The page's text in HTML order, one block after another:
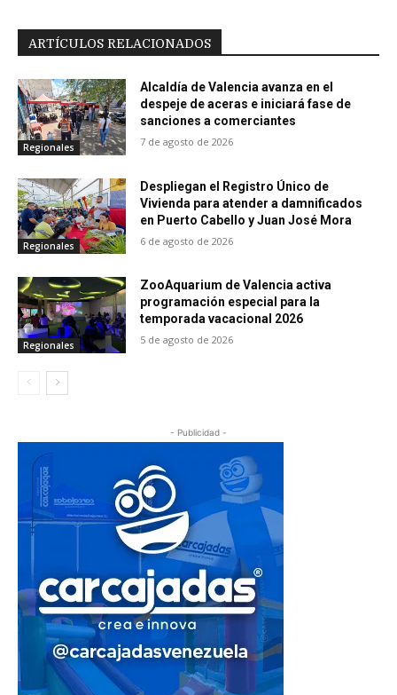
ARTÍCULOS RELACIONADOS
Regionales
Alcaldía de Valencia avanza en el
despeje de aceras e iniciará fase de
sanciones a comerciantes
7 de agosto de 2026
Regionales
Despliegan el Registro Único de
Vivienda para atender a damnificados
en Puerto Cabello y Juan José Mora
6 de agosto de 2026
Regionales
ZooAquarium de Valencia activa
programación especial para la
temporada vacacional 2026
5 de agosto de 2026
- Publicidad -